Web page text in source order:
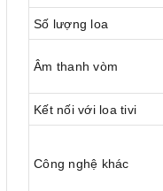
Số lượng loa
Âm thanh vòm
Kết nối với loa tivi
Công nghệ khác